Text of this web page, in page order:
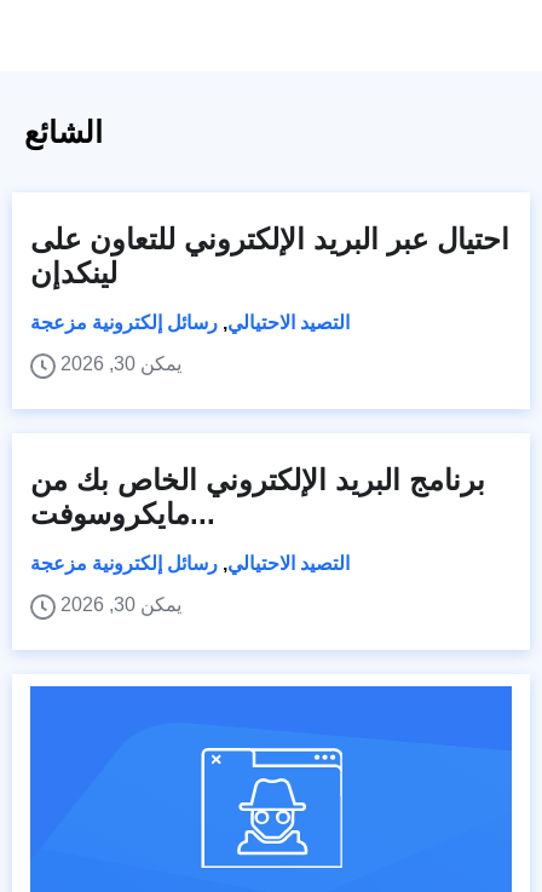
الشائع
احتيال عبر البريد الإلكتروني للتعاون على
لينكدإن
التصيد الاحتيالي, رسائل إلكترونية مزعجة
يمكن 30, 2026
برنامج البريد الإلكتروني الخاص بك من
مايكروسوفت...
التصيد الاحتيالي, رسائل إلكترونية مزعجة
يمكن 30, 2026